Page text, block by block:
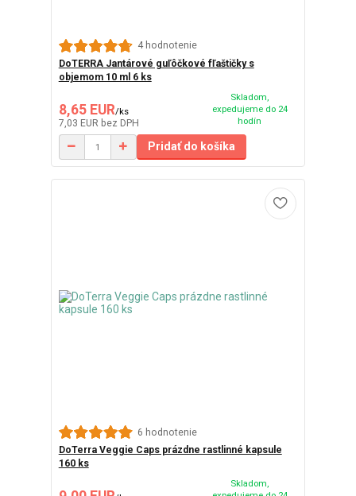
4 hodnotenie
DoTERRA Jantárové guľôčkové fľaštičky s
objemom 10 ml 6 ks
8,65 EUR/ks
7,03 EUR bez DPH
Skladom,
expedujeme do 24
hodín
Pridať do košíka
6 hodnotenie
DoTerra Veggie Caps prázdne rastlinné kapsule
160 ks
Skladom,